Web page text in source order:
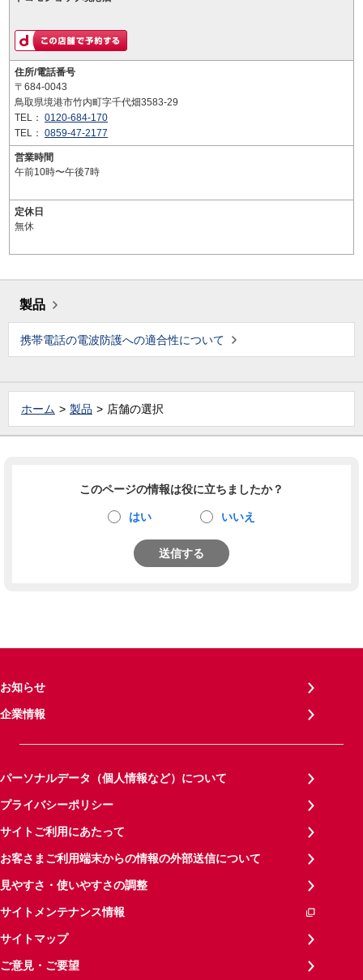
住所/電話番号
〒684-0043
鳥取県境港市竹内町字千代畑3583-29
TEL： 0120-684-170
TEL： 0859-47-2177
営業時間
午前10時〜午後7時
定休日
無休
製品
携帯電話の電波防護への適合性について
ホーム 製品 店舗の選択
このページの情報は役に立ちましたか？
はい いいえ
送信する
お知らせ
企業情報
パーソナルデータ（個人情報など）について
プライバシーポリシー
サイトご利用にあたって
お客さまご利用端末からの情報の外部送信について
見やすさ・使いやすさの調整
サイトメンテナンス情報
サイトマップ
ご意見・ご要望